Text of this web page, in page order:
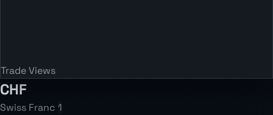
Trade Views
CHF
Swiss Franc 1